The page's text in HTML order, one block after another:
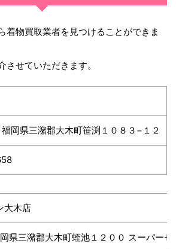
着物買取業者を見つけることができま
せていただきます。
岡県三潴郡大木町笹渕１０８３−１２
大木店
県三潴郡大木町蛭池１２００ スーパー